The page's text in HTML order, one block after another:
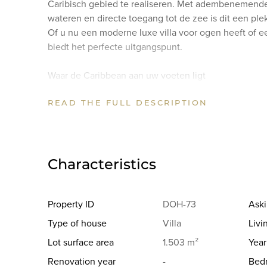
Caribisch gebied te realiseren. Met
wateren en directe toegang tot de zee is dit een
Of u nu een moderne luxe villa voor ogen heeft of
biedt het perfecte uitgangspunt.
Waar de Caribbean aan uw voeten ligt
Het perceel bevindt zich op het gewilde Jeremi-
grillige kust.
moderne infrastructuur, wat garant staat voor
perceelgrootte is er volop ruimte om een statement
vrijheid kunt beleven.
READ THE FULL DESCRIPTION
Characteristics
Property ID DOH-73
Type of house
Villa
Lot surface area
1.503 m²
Renovation year
-